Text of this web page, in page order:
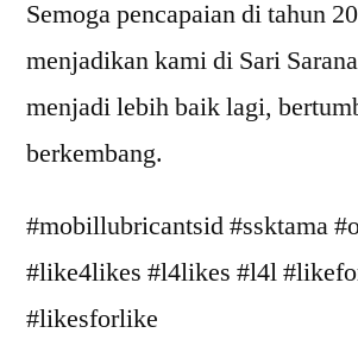
Semoga pencapaian di tahun
menjadikan kami di Sari
menjadi lebih baik lagi,
berkembang.
#mobillubricantsid #ssktama
#like4likes #l4likes #l4l
#likesforlike